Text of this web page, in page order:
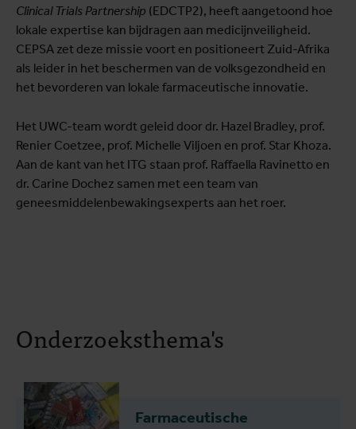
Clinical Trials Partnership (EDCTP2), heeft aangetoond hoe
lokale expertise kan bijdragen aan medicijnveiligheid.
CEPSA zet deze missie voort en positioneert Zuid-Afrika
als leider in het beschermen van de volksgezondheid en
het bevorderen van lokale farmaceutische innovatie.
Het UWC-team wordt geleid door dr. Hazel Bradley, prof.
Renier Coetzee, prof. Michelle Viljoen en prof. Star Khoza.
Aan de kant van het ITG staan prof. Raffaella Ravinetto en
dr. Carine Dochez samen met een team van
geneesmiddelenbewakingsexperts aan het roer.
Onderzoeksthema's
Farmaceutische